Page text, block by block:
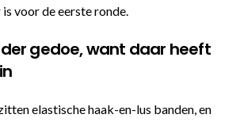
voor de eerste ronde.
gedoe, want daar heeft
elastische haak-en-lus banden, en